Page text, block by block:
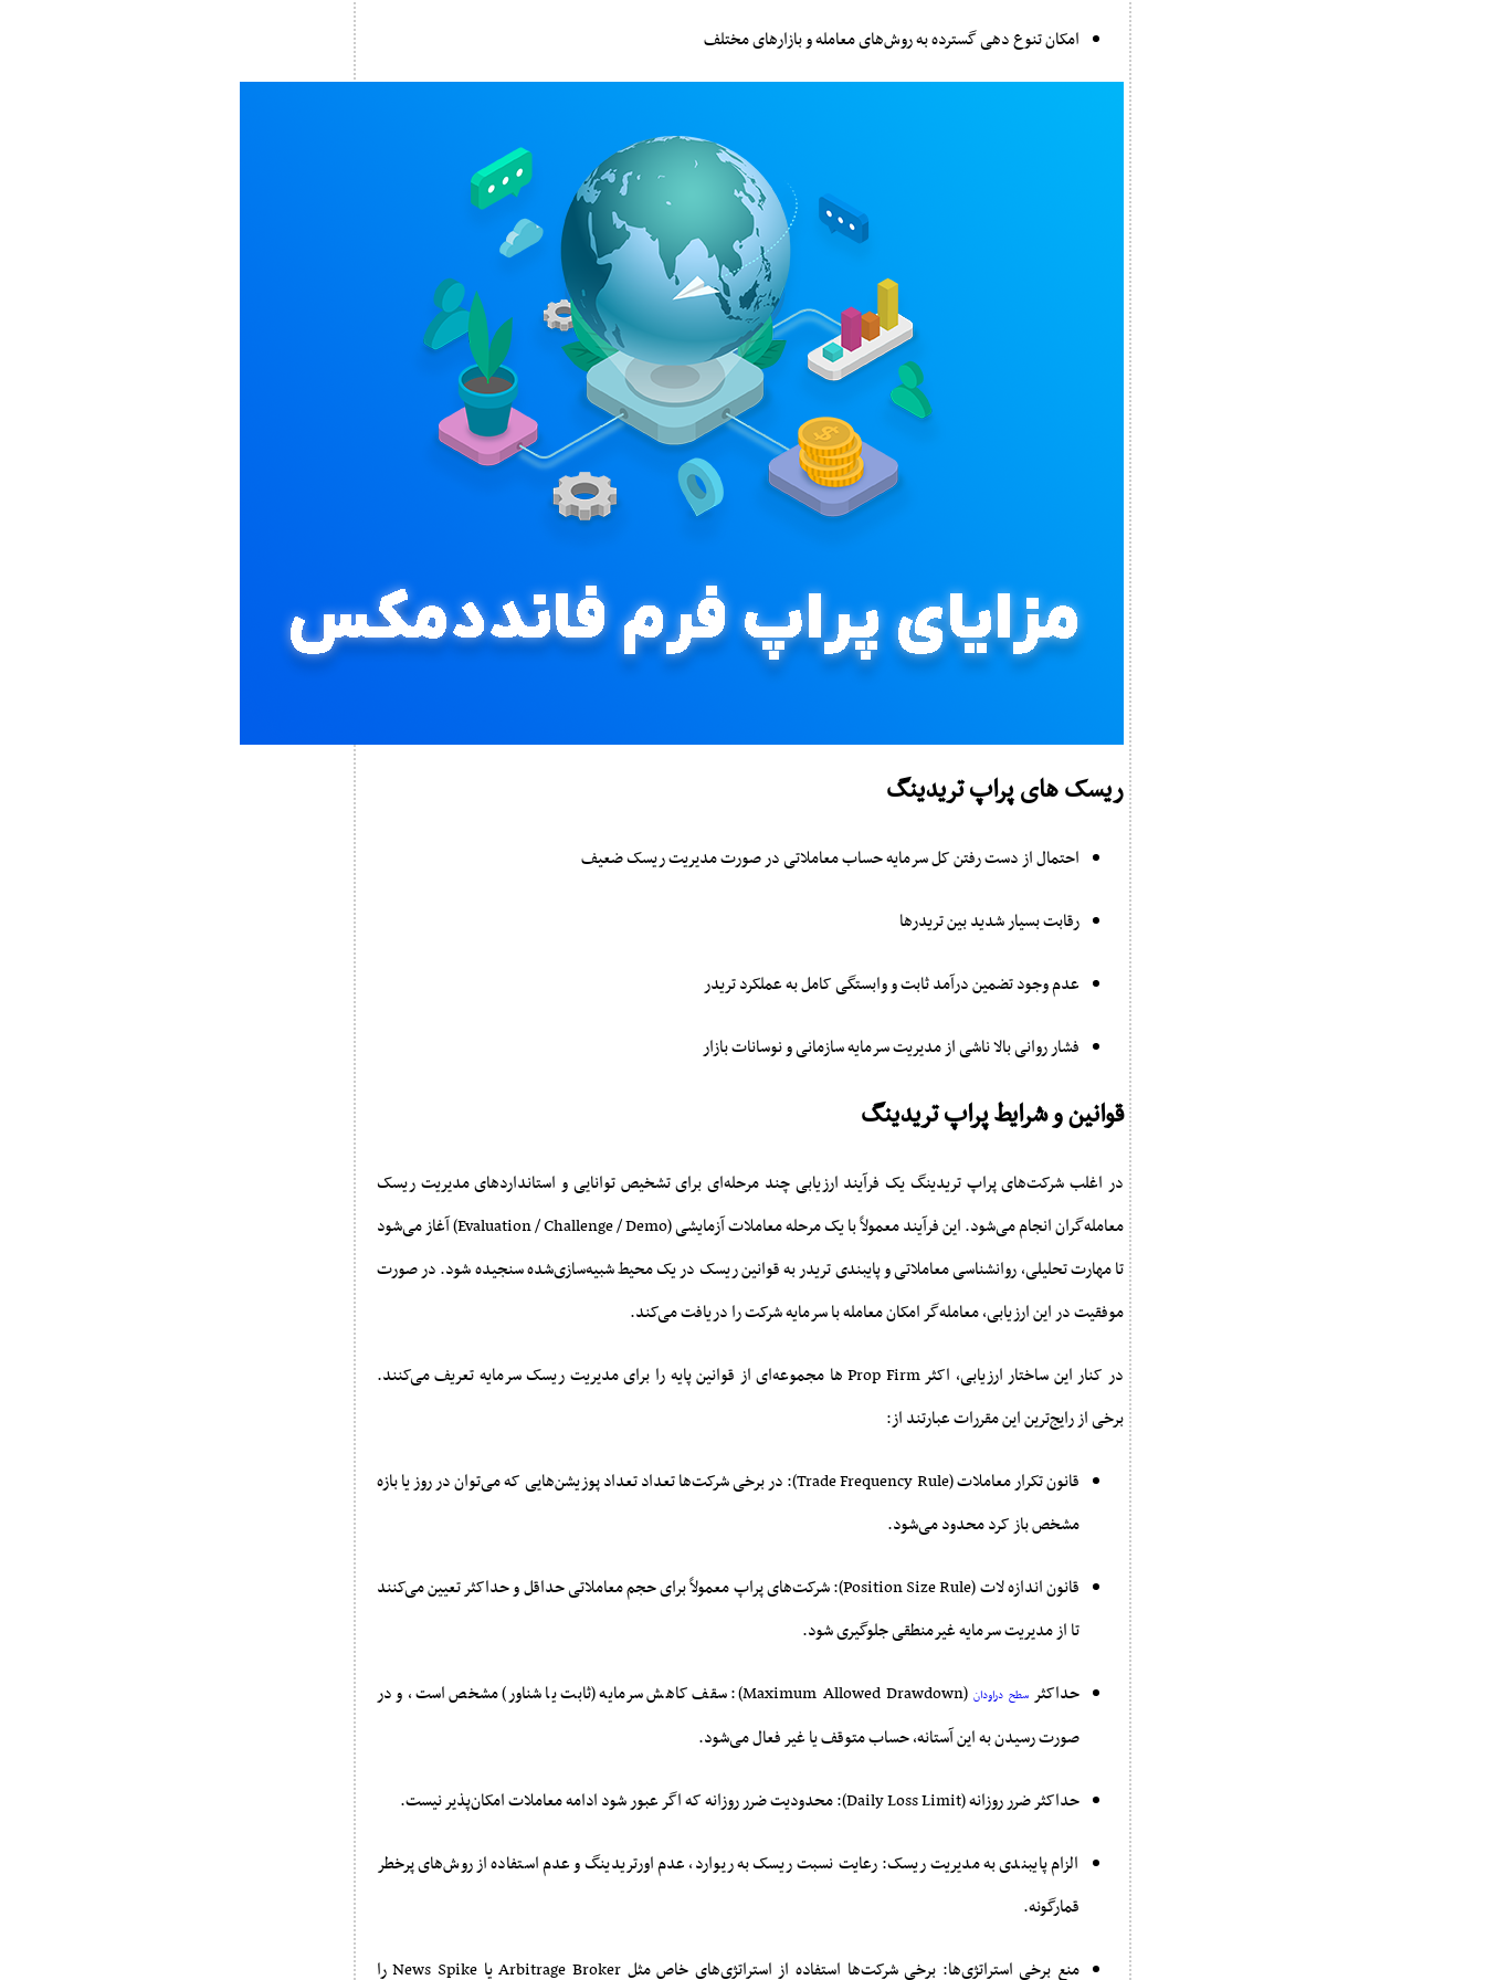
امکان تنوع دهی گسترده به روش‌های معامله و بازارهای مختلف
ریسک های پراپ تریدینگ
احتمال از دست رفتن کل سرمایه حساب معاملاتی در صورت مدیریت ریسک ضعیف
رقابت بسیار شدید بین تریدرها
عدم وجود تضمین درآمد ثابت و وابستگی کامل به عملکرد تریدر
فشار روانی بالا ناشی از مدیریت سرمایه سازمانی و نوسانات بازار
قوانین و شرایط پراپ تریدینگ
در اغلب شرکت‌های پراپ تریدینگ یک فرآیند ارزیابی چند مرحله‌ای برای تشخیص توانایی و استانداردهای مدیریت ریسک
معامله‌گران انجام می‌شود. این فرآیند معمولاً با یک مرحله معاملات آزمایشی (Evaluation / Challenge / Demo) آغاز می‌شود
تا مهارت تحلیلی، روانشناسی معاملاتی و پایبندی تریدر به قوانین ریسک در یک محیط شبیه‌سازی‌شده سنجیده شود. در صورت
موفقیت در این ارزیابی، معامله‌گر امکان معامله با سرمایه شرکت را دریافت می‌کند.
در کنار این ساختار ارزیابی، اکثر Prop Firm ها مجموعه‌ای از قوانین پایه را برای مدیریت ریسک سرمایه تعریف می‌کنند.
برخی از رایج‌ترین این مقررات عبارتند از:
قانون تکرار معاملات (Trade Frequency Rule): در برخی شرکت‌ها تعداد تعداد پوزیشن‌هایی که می‌توان در روز یا بازه
مشخص باز کرد محدود می‌شود.
قانون اندازه لات (Position Size Rule): شرکت‌های پراپ معمولاً برای حجم معاملاتی حداقل و حداکثر تعیین می‌کنند
تا از مدیریت سرمایه غیرمنطقی جلوگیری شود.
حداکثرسطح دراودان
(Maximum Allowed Drawdown): سقف کاهش سرمایه (ثابت یا شناور) مشخص است، و در
صورت رسیدن به این آستانه، حساب متوقف یا غیر فعال می‌شود.
حداکثر ضرر روزانه (Daily Loss Limit): محدودیت ضرر روزانه که اگر عبور شود ادامه معاملات امکان‌پذیر نیست.
الزام پایبندی به مدیریت ریسک: رعایت نسبت ریسک به ریوارد، عدم اورتریدینگ و عدم استفاده از روش‌های پرخطر
قمارگونه.
منع برخی استراتژی‌ها: برخی شرکت‌ها استفاده از استراتژی‌های خاص مثل Arbitrage Broker یا News Spike را